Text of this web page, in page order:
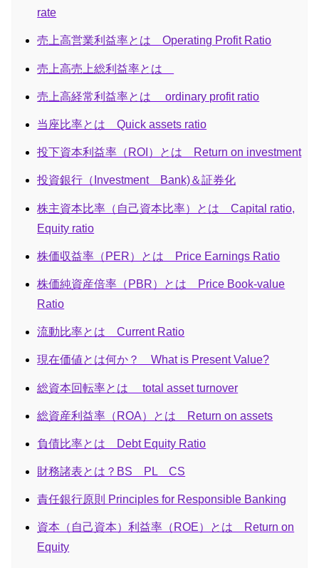
rate
売上高営業利益率とは Operating Profit Ratio
売上高売上総利益率とは
売上高経常利益率とは ordinary profit ratio
当座比率とは Quick assets ratio
投下資本利益率（ROI）とは Return on investment
投資銀行（Investment Bank)＆証券化
株主資本比率（自己資本比率）とは Capital ratio,
Equity ratio
株価収益率（PER）とは Price Earnings Ratio
株価純資産倍率（PBR）とは Price Book-value
Ratio
流動比率とは Current Ratio
現在価値とは何か？ What is Present Value?
総資本回転率とは total asset turnover
総資産利益率（ROA）とは Return on assets
負債比率とは Debt Equity Ratio
財務諸表とは？BS PL CS
責任銀行原則 Principles for Responsible Banking
資本（自己資本）利益率（ROE）とは Return on
Equity